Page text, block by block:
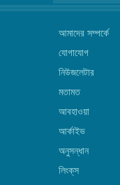
আমাদের সম্পর্কে
যোগাযোগ
নিউজলেটার
মতামত
আবহাওয়া
আর্কাইভ
অনুসন্ধান
লিংক্‌স